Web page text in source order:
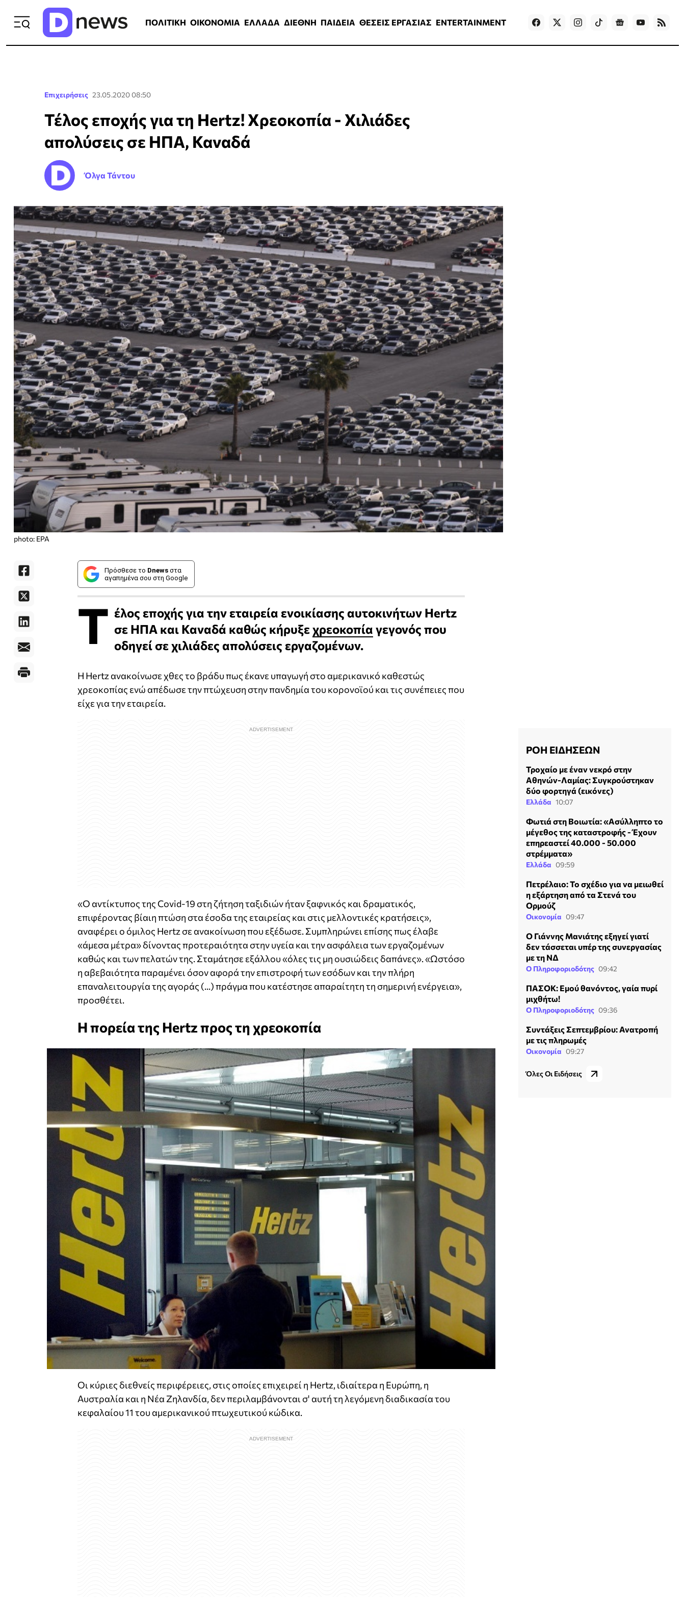
ΠΟΛΙΤΙΚΗ ΟΙΚΟΝΟΜΙΑ ΕΛΛΑΔΑ ΔΙΕΘΝΗ ΠΑΙΔΕΙΑ ΘΕΣΕΙΣ ΕΡΓΑΣΙΑΣ ENTERTAINMENT Games
Επιχειρήσεις 23.05.2020 08:50
Τέλος εποχής για τη Hertz! Χρεοκοπία - Χιλιάδες
απολύσεις σε ΗΠΑ, Καναδά
Όλγα Τάντου
photo: EPA
Πρόσθεσε το Dnews στα
αγαπημένα σου στη Google
Τ έλος εποχής για την εταιρεία ενοικίασης αυτοκινήτων Hertz
σε ΗΠΑ και Καναδά καθώς κήρυξε χρεοκοπία γεγονός που
οδηγεί σε χιλιάδες απολύσεις εργαζομένων.
Η Hertz ανακοίνωσε χθες το βράδυ πως έκανε υπαγωγή στο αμερικανικό καθεστώς
χρεοκοπίας ενώ απέδωσε την πτώχευση στην πανδημία του κορονοϊού και τις συνέπειες που
είχε για την εταιρεία.
«Ο αντίκτυπος της Covid-19 στη ζήτηση ταξιδιών ήταν ξαφνικός και δραματικός,
επιφέροντας βίαιη πτώση στα έσοδα της εταιρείας και στις μελλοντικές κρατήσεις»,
αναφέρει ο όμιλος Hertz σε ανακοίνωση που εξέδωσε. Συμπληρώνει επίσης πως έλαβε
«άμεσα μέτρα» δίνοντας προτεραιότητα στην υγεία και την ασφάλεια των εργαζομένων
καθώς και των πελατών της. Σταμάτησε εξάλλου «όλες τις μη ουσιώδεις δαπάνες». «Ωστόσο
η αβεβαιότητα παραμένει όσον αφορά την επιστροφή των εσόδων και την πλήρη
επαναλειτουργία της αγοράς (...) πράγμα που κατέστησε απαραίτητη τη σημερινή ενέργεια»,
προσθέτει.
Η πορεία της Hertz προς τη χρεοκοπία
Οι κύριες διεθνείς περιφέρειες, στις οποίες επιχειρεί η Hertz, ιδιαίτερα η Ευρώπη, η
Αυστραλία και η Νέα Ζηλανδία, δεν περιλαμβάνονται σ' αυτή τη λεγόμενη διαδικασία του
κεφαλαίου 11 του αμερικανικού πτωχευτικού κώδικα.
ΡΟΗ ΕΙΔΗΣΕΩΝ
Τροχαίο με έναν νεκρό στην
Αθηνών-Λαμίας: Συγκρούστηκαν
δύο φορτηγά (εικόνες)
Ελλάδα 10:07
Φωτιά στη Βοιωτία: «Ασύλληπτο το
μέγεθος της καταστροφής - Έχουν
επηρεαστεί 40.000 - 50.000
στρέμματα»
Ελλάδα 09:59
Πετρέλαιο: Το σχέδιο για να μειωθεί
η εξάρτηση από τα Στενά του
Ορμούζ
Οικονομία 09:47
Ο Γιάννης Μανιάτης εξηγεί γιατί
δεν τάσσεται υπέρ της συνεργασίας
με τη ΝΔ
Ο Πληροφοριοδότης 09:42
ΠΑΣΟΚ: Εμού θανόντος, γαία πυρί
μιχθήτω!
Ο Πληροφοριοδότης 09:36
Συντάξεις Σεπτεμβρίου: Ανατροπή
με τις πληρωμές
Οικονομία 09:27
Όλες Οι Ειδήσεις